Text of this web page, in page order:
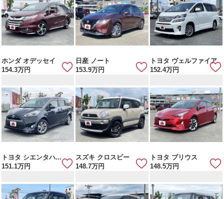
ホンダ オデッセイ
154.3万円
日産 ノート
153.9万円
トヨタ ヴェルファイア
152.4万円
トヨタ シエンタハ...
151.1万円
スズキ クロスビー
148.7万円
トヨタ プリウス
148.5万円